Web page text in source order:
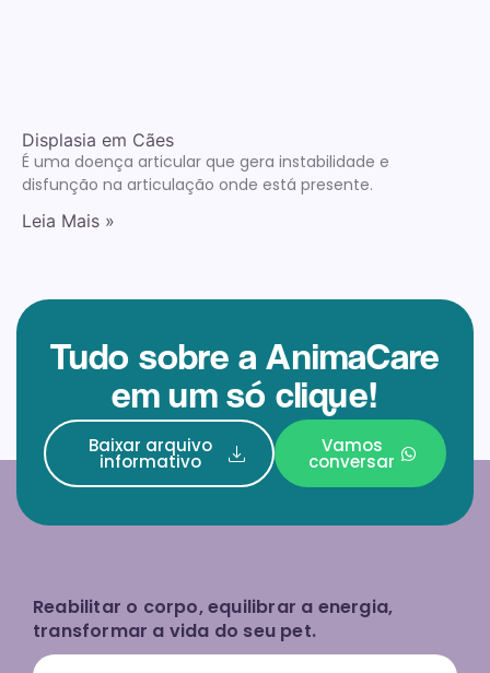
Displasia em Cães
É uma doença articular que gera instabilidade e
disfunção na articulação onde está presente.
Leia Mais »
Tudo sobre a AnimaCare
em um só clique!
Baixar arquivo
informativo
Vamos
conversar
Reabilitar o corpo, equilibrar a energia,
transformar a vida do seu pet.